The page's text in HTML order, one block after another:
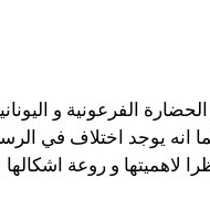
الفرعونية و
انه يوجد اختلاف في
لاهميتها و روعة